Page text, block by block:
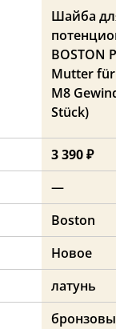
Шайба
BOSTON
Mutter
M8
Stück)
3 390 ₽
—
Boston
Новое
латунь